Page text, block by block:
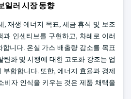
일러 시장 동향
, 재생 에너지 목표, 세금 휴식 및 보조
과 인센티브를 구현하고, 차례로 이러
니다. 온실 가스 배출량 감소를 목표
탄화 및 시행에 대한 고도화 강조는 업
합합니다. 또한, 에너지 효율과 경제
비자 인식을 키우는 것은 제품 채택을